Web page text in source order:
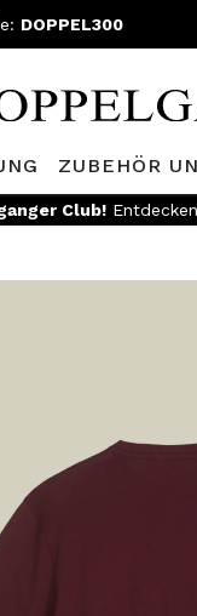
DOPPEL300
ZUBEHÖR
Club!